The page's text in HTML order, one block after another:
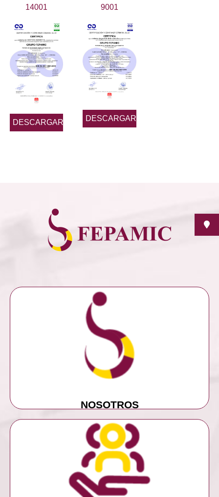
14001
DESCARGAR
9001
DESCARGAR
NOSOTROS
NOSOTROS
MÁS INFORMACIÓN
SERVICIOS
MÁS INFORMACIÓN